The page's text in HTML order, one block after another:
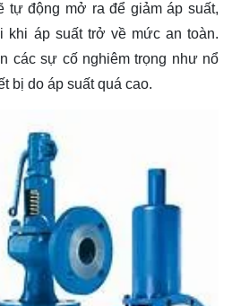
tự động mở ra để giảm áp suất,
khi áp suất trở về mức an toàn.
các sự cố nghiêm trọng như nổ
bị do áp suất quá cao.